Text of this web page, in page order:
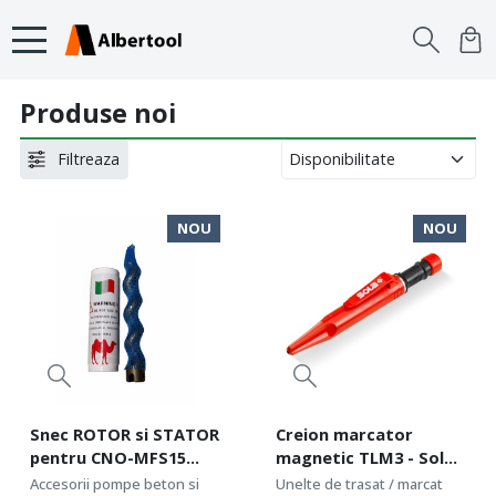
Produse noi
Filtreaza
NOU
Snec ROTOR si STATOR
pentru CNO-MFS15
36x240 60x200 - CNO-
Accesorii pompe beton si
NOU
Creion marcator
magnetic TLM3 - Sola-
66041145
Unelte de trasat / marcat